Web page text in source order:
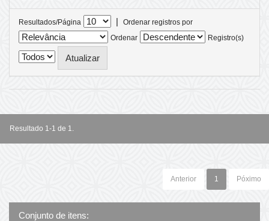
Resultados/Página |
Ordenar registros por
Ordenar
Registro(s)
Resultado 1-1 de 1.
Anterior 1 Póximo
Conjunto de itens: